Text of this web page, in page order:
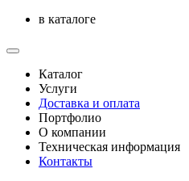
в каталоге
Каталог
Услуги
Доставка и оплата
Портфолио
О компании
Техническая информация
Контакты